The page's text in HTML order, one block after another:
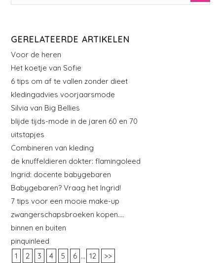
GERELATEERDE ARTIKELEN
Voor de heren
Het koetje van Sofie
6 tips om af te vallen zonder dieet
kledingadvies voorjaarsmode
Silvia van Big Bellies
blijde tijds-mode in de jaren 60 en 70
uitstapjes
Combineren van kleding
de knuffeldieren dokter: flamingoleed
Ingrid: docente babygebaren
Babygebaren? Vraag het Ingrid!
7 tips voor een mooie make-up
zwangerschapsbroeken kopen….
binnen en buiten
pinquinleed
1
2 3 4 5 6 ... 12 >>